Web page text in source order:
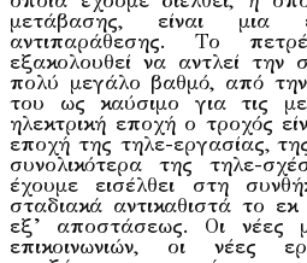
μετάβασης, είναι μια
αντιπαράθεσης. Το
εξακολουθεί να αντλεί την
πολύ μεγάλο βαθμό, από την
του ως καύσιμο για τις
ηλεκτρική εποχή ο τροχός
εποχή της τηλε-εργασίας,
συνολικότερα της τηλε-
έχουμε εισέλθει στη
σταδιακά αντικαθιστά το
εξ’ αποστάσεως. Οι νέες
επικοινωνιών, οι νέες